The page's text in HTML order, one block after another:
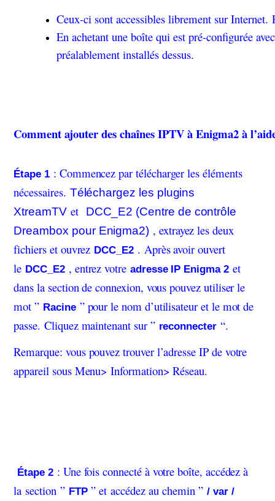
Ceux-ci sont accessibles librement sur
En achetant une boîte qui est pré-configurée
préalablement installés dessus.
Comment ajouter des chaînes IPTV à Enigma2 à
Étape 1 : Commencez par télécharger les éléments
nécessaires. Téléchargez les plugins
XtreamTVet
DCC_E2 (Centre de contrôle
Dreambox pour Enigma2) , extrayez les deux
fichiers et ouvrez DCC_E2. Après avoir ouvert
le DCC_E2, entrez votre adresse IP Enigma 2et
dans la section de connexion, vous pouvez utiliser le
mot ” Racine” pour le nom d’utilisateur et le mot de
passe. Cliquez maintenant sur ” reconnecter“.
Remarque: vous pouvez trouver l’adresse IP de votre
appareil sous Menu> Information> Réseau.
Étape 2: Une fois connecté à votre boîte, accédez à
la section ” FTP” et accédez au chemin ” / var /